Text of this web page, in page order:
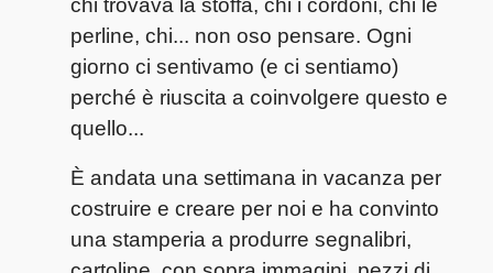
perline, chi... non oso pensare. Ogni
giorno ci sentivamo (e ci sentiamo)
perché è riuscita a coinvolgere questo e
quello...
È andata una settimana in vacanza per
costruire e creare per noi e ha convinto
una stamperia a produrre segnalibri,